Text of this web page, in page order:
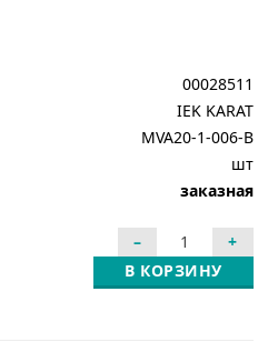
00028511
IEK KARAT
MVA20-1-006-B
шт
заказная
В КОРЗИНУ